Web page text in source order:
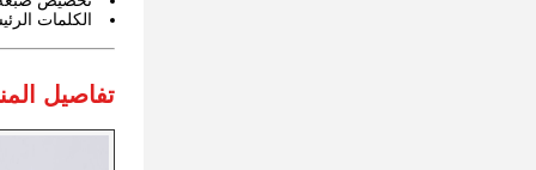
الكلمات
تفاصيل